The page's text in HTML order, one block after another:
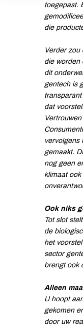
toegepast.
die
Verder zou
die worden
dit
gentech is
dat
vervolgens
gemaakt.
nog geen
klimaat
Ook niks
Tot slot
de
het
sector
brengt ook
Alleen
U hoopt
gekomen
door uw